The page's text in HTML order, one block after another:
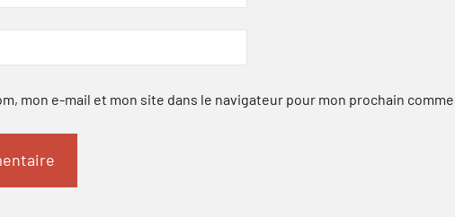
mon e-mail et mon site dans le navigateur pour mon prochain